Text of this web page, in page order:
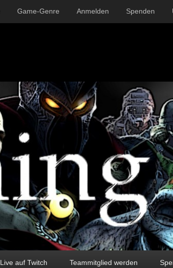
Game-Genre Anmelden Spenden
Live auf Twitch Teammitglied werden